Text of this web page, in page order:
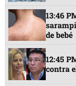
13:46
de bebé
12:45
contra